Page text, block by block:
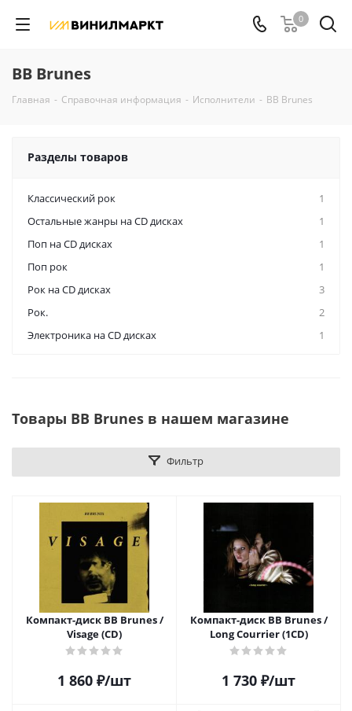
0
BB Brunes
Главная - Справочная информация - Исполнители - BB Brunes
Разделы товаров
Классический рок
1
Остальные жанры на CD дисках
1
Поп на CD дисках
1
Поп рок
1
Рок на CD дисках
3
Рок.
2
Электроника на CD дисках
1
Товары BB Brunes в нашем магазине
Фильтр
Компакт-диск BB Brunes /
Visage (CD)
1 860 ₽/шт
Компакт-диск BB Brunes /
Long Courrier (1CD)
1 730 ₽/шт